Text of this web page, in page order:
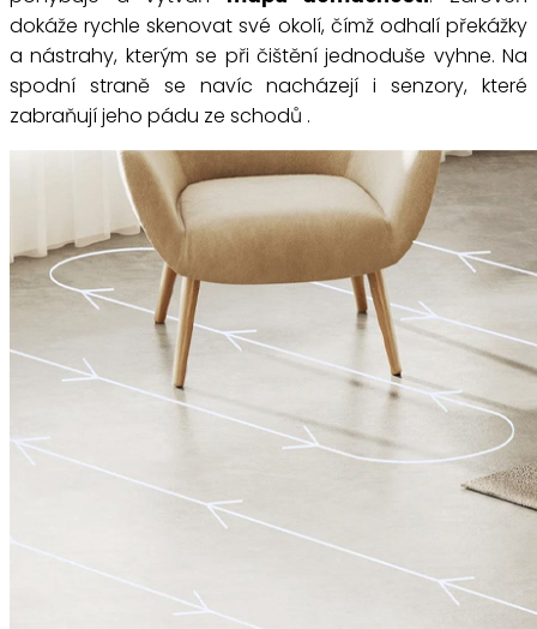
dokáže rychle skenovat své okolí, čímž odhalí překážky
a nástrahy, kterým se při čištění jednoduše vyhne. Na
spodní straně se navíc nacházejí i senzory, které
zabraňují jeho pádu ze schodů .